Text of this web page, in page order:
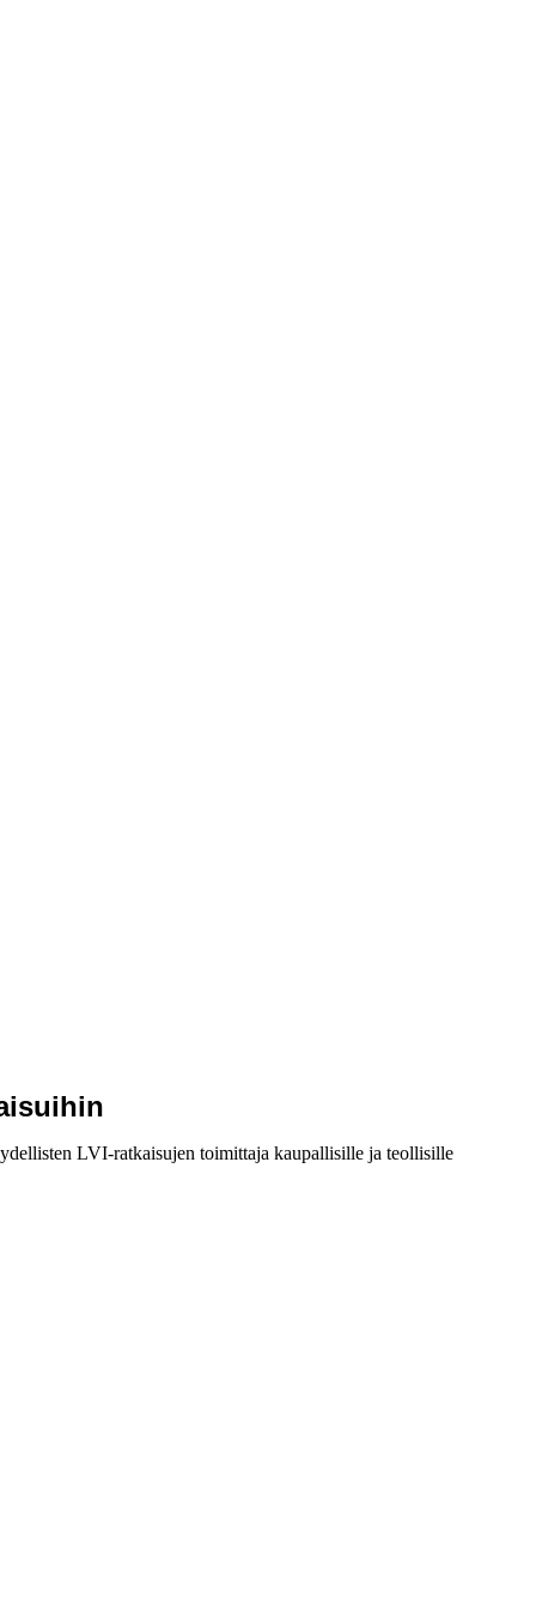
LVI-ratkaisujen toimittaja kaupallisille ja teollisille